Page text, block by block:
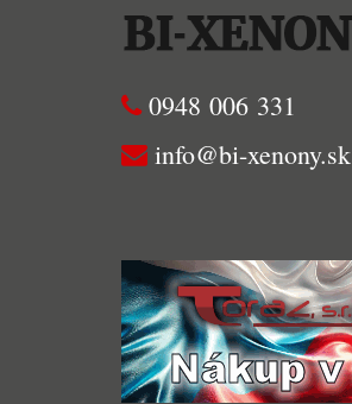
0948 006 331
info@bi-xenony.sk